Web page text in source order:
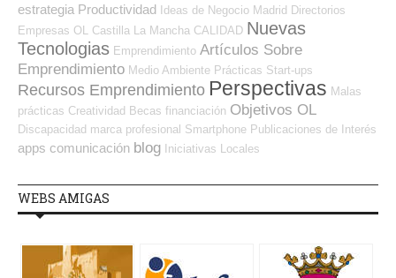
estrategia Productividad Ideas de Negocio Madrid Directorios
Empresas OL
Castilla La Mancha CALIDAD Nuevas
Tecnologias Emprendimiento Artículos Sobre
Emprendimiento Medio Ambiente Prácticas Start-ups
Recursos Emprendimiento Perspectivas Malas
prácticas Creatividad Becas financiación Objetivos OL
Discapacidad marca profesional Smartphone Publicaciones de Interés
apps comunicación blog Iniciativas Locales
WEBS AMIGAS